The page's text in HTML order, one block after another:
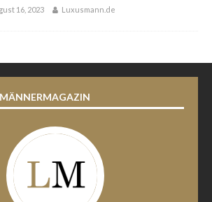
16, 2023 Luxusmann.de